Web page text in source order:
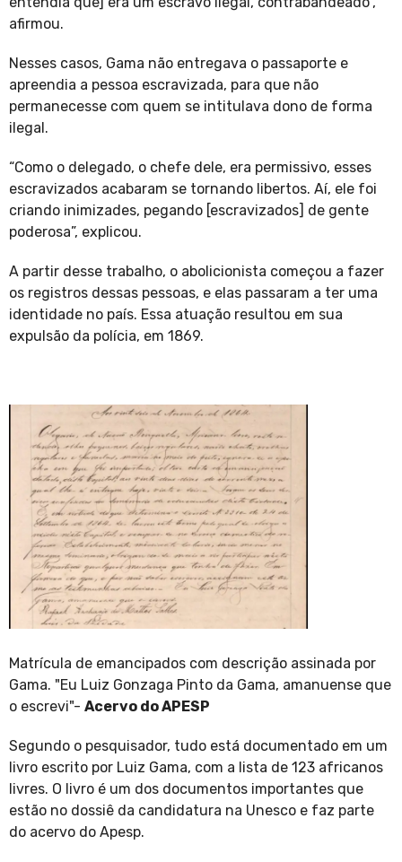
afirmou.
Nesses casos, Gama não entregava o passaporte e
apreendia a pessoa escravizada, para que não
permanecesse com quem se intitulava dono de forma
ilegal.
“Como o delegado, o chefe dele, era permissivo, esses
escravizados acabaram se tornando libertos. Aí, ele foi
criando inimizades, pegando [escravizados] de gente
poderosa”, explicou.
A partir desse trabalho, o abolicionista começou a fazer
os registros dessas pessoas, e elas passaram a ter uma
identidade no país. Essa atuação resultou em sua
expulsão da polícia, em 1869.
Matrícula de emancipados com descrição assinada por
Gama. "Eu Luiz Gonzaga Pinto da Gama, amanuense que
o escrevi"- Acervo do APESP
Segundo o pesquisador, tudo está documentado em um
livro escrito por Luiz Gama, com a lista de 123 africanos
livres. O livro é um dos documentos importantes que
estão no dossiê da candidatura na Unesco e faz parte
do acervo do Apesp.